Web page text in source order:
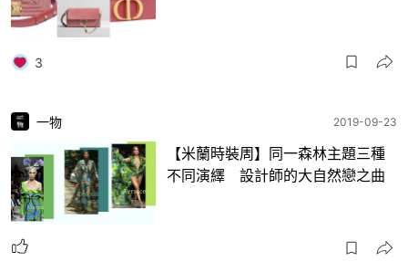
3
一物 2019-09-23
【米蘭時裝周】同一森林主題三種
不同演繹 設計師的大自然戀之曲